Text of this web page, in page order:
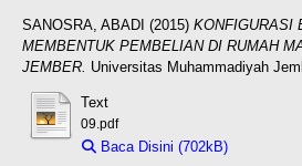
SANOSRA, ABADI (2015) KONFIGURASI
MEMBENTUK PEMBELIAN DI RUMAH
JEMBER. Universitas Muhammadiyah
Text
09.pdf
Baca Disini (702kB)